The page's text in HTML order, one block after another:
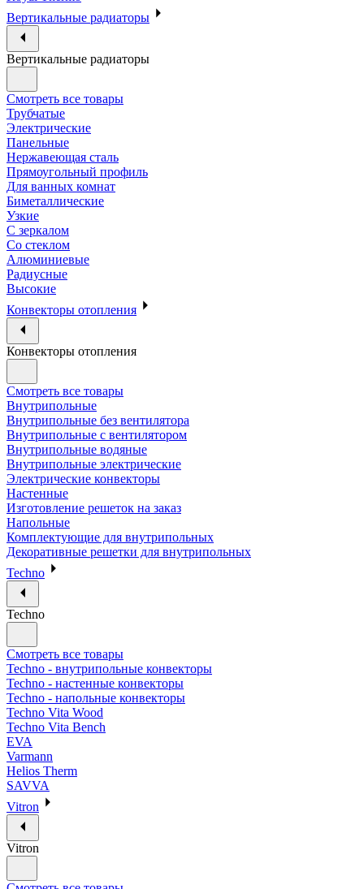
Вертикальные радиаторы
Вертикальные радиаторы
Смотреть все товары
Трубчатые
Электрические
Панельные
Нержавеющая сталь
Прямоугольный профиль
Для ванных комнат
Биметаллические
Узкие
С зеркалом
Со стеклом
Алюминиевые
Радиусные
Высокие
Конвекторы отопления
Конвекторы отопления
Смотреть все товары
Внутрипольные
Внутрипольные без вентилятора
Внутрипольные с вентилятором
Внутрипольные водяные
Внутрипольные электрические
Электрические конвекторы
Настенные
Изготовление решеток на заказ
Напольные
Комплектующие для внутрипольных
Декоративные решетки для внутрипольных
Techno
Techno
Смотреть все товары
Techno - внутрипольные конвекторы
Techno - настенные конвекторы
Techno - напольные конвекторы
Techno Vita Wood
Techno Vita Bench
EVA
Varmann
Helios Therm
SAVVA
Vitron
Vitron